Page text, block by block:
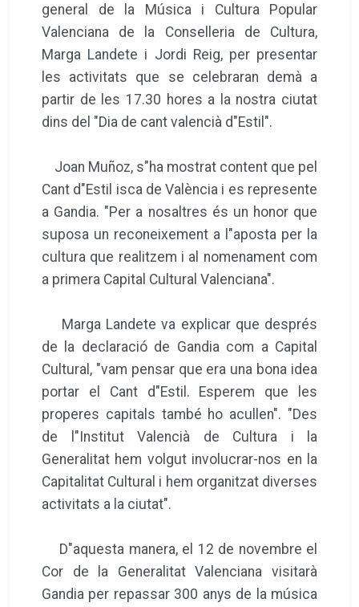
general de la Música i Cultura Popular
Valenciana de la Conselleria de Cultura,
Marga Landete i Jordi Reig, per presentar
les activitats que se celebraran demà a
partir de les 17.30 hores a la nostra ciutat
dins del "Dia de cant valencià d"Estil".
Joan Muñoz, s"ha mostrat content que pel
Cant d"Estil isca de València i es represente
a Gandia. "Per a nosaltres és un honor que
suposa un reconeixement a l"aposta per la
cultura que realitzem i al nomenament com
a primera Capital Cultural Valenciana".
Marga Landete va explicar que després
de la declaració de Gandia com a Capital
Cultural, "vam pensar que era una bona idea
portar el Cant d"Estil. Esperem que les
properes capitals també ho acullen". "Des
de l"Institut Valencià de Cultura i la
Generalitat hem volgut involucrar-nos en la
Capitalitat Cultural i hem organitzat diverses
activitats a la ciutat".
D"aquesta manera, el 12 de novembre el
Cor de la Generalitat Valenciana visitarà
Gandia per repassar 300 anys de la música